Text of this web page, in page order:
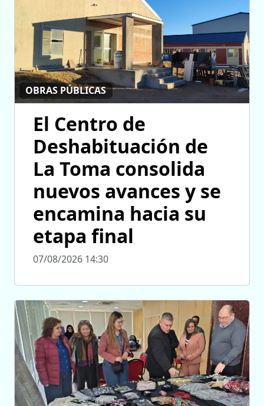
OBRAS PÚBLICAS
El Centro de
Deshabituación de
La Toma consolida
nuevos avances y se
encamina hacia su
etapa final
07/08/2026 14:30